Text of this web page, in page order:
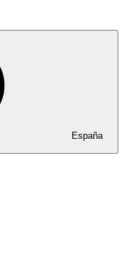
España